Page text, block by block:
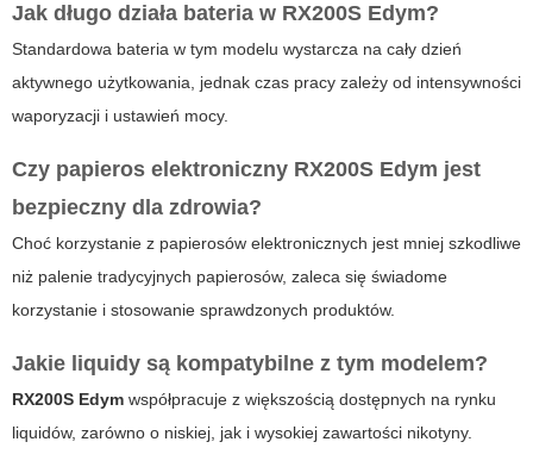
Jak długo działa bateria w RX200S Edym?
Standardowa bateria w tym modelu wystarcza na cały dzień
aktywnego użytkowania, jednak czas pracy zależy od intensywności
waporyzacji i ustawień mocy.
Czy papieros elektroniczny RX200S Edym jest
bezpieczny dla zdrowia?
Choć korzystanie z papierosów elektronicznych jest mniej szkodliwe
niż palenie tradycyjnych papierosów, zaleca się świadome
korzystanie i stosowanie sprawdzonych produktów.
Jakie liquidy są kompatybilne z tym modelem?
RX200S Edym współpracuje z większością dostępnych na rynku
liquidów, zarówno o niskiej, jak i wysokiej zawartości nikotyny.